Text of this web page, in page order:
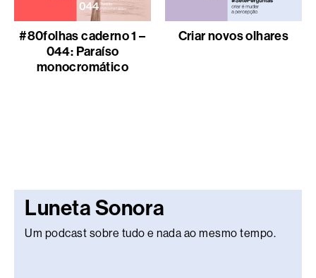
#80folhas caderno 1 –
044: Paraíso
monocromático
Criar novos olhares
Luneta Sonora
Um podcast sobre tudo e nada ao mesmo tempo.